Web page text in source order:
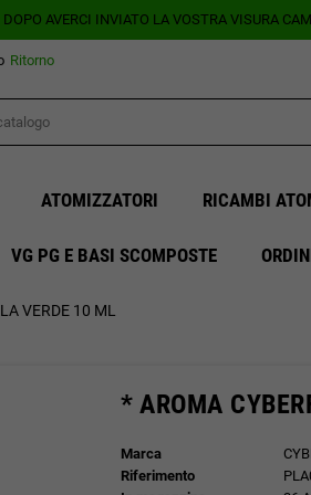
DOPO AVERCI INVIATO LA VOSTRA VISURA
Ritorno
ATOMIZZATORI RICAMBI
VG PG E BASI SCOMPOSTE
VERDE 10 ML
* AROMA
Marca
Riferimento